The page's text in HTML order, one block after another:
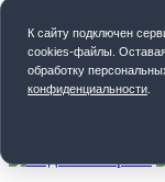
ПОЛИТИКА
СОГЛАСИЕ НА
К cайту подключен
cookies-файлы.
обработку
конфиденциальности